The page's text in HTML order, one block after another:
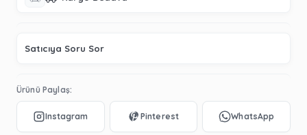
Satıcıya Soru Sor
Ürünü Paylaş: